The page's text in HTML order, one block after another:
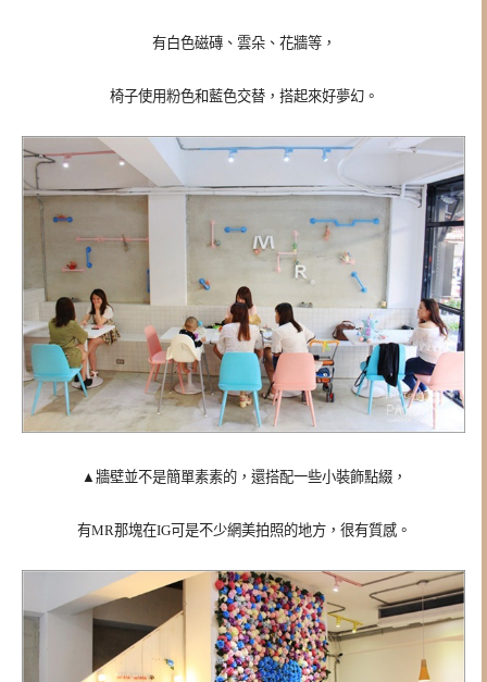
有白色磁磚、雲朵、花牆等，
椅子使用粉色和藍色交替，搭起來好夢幻。
▲ 牆壁並不是簡單素素的，還搭配一些小裝飾點綴，
有MR那塊在IG可是不少網美拍照的地方，很有質感。